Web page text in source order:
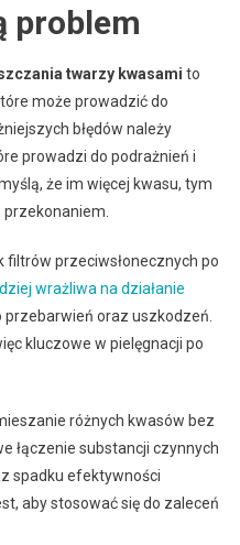
problem
twarzy kwasami to
może prowadzić do
błędów należy
prowadzi do podrażnień i
że im więcej kwasu, tym
filtrów przeciwsłonecznych po
wrażliwa na działanie
oraz uszkodzeń.
kluczowe w pielęgnacji po
różnych kwasów bez
łączenie substancji czynnych
spadku efektywności
aby stosować się do zaleceń